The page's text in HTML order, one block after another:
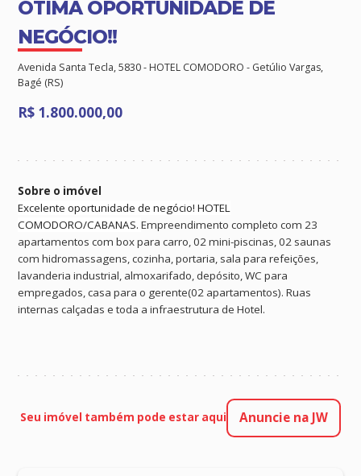
INSTITUCIONAL
Nossa História
Trabalhe Grupo JW
seu
COMPRAR ALUGAR
ÓTIMA OPORTUNIDADE DE
NEGÓCIO!!
Avenida Santa Tecla, 5830 - HOTEL COMODORO - Getúlio Vargas,
Bagé (RS)
R$ 1.800.000,00
Sobre o imóvel
Excelente oportunidade de negócio! HOTEL
COMODORO/CABANAS.Empreendimento completo com 23
apartamentos com box para carro, 02 mini-piscinas, 02 saunas
com hidromassagens, cozinha, portaria, sala para refeições,
lavanderia industrial, almoxarifado, depósito, WC para
empregados, casa para o gerente(02 apartamentos). Ruas
internas calçadas e toda a infraestrutura de Hotel.
Seu imóvel também pode estar aqui Anuncie na JW
Atendimento On-line